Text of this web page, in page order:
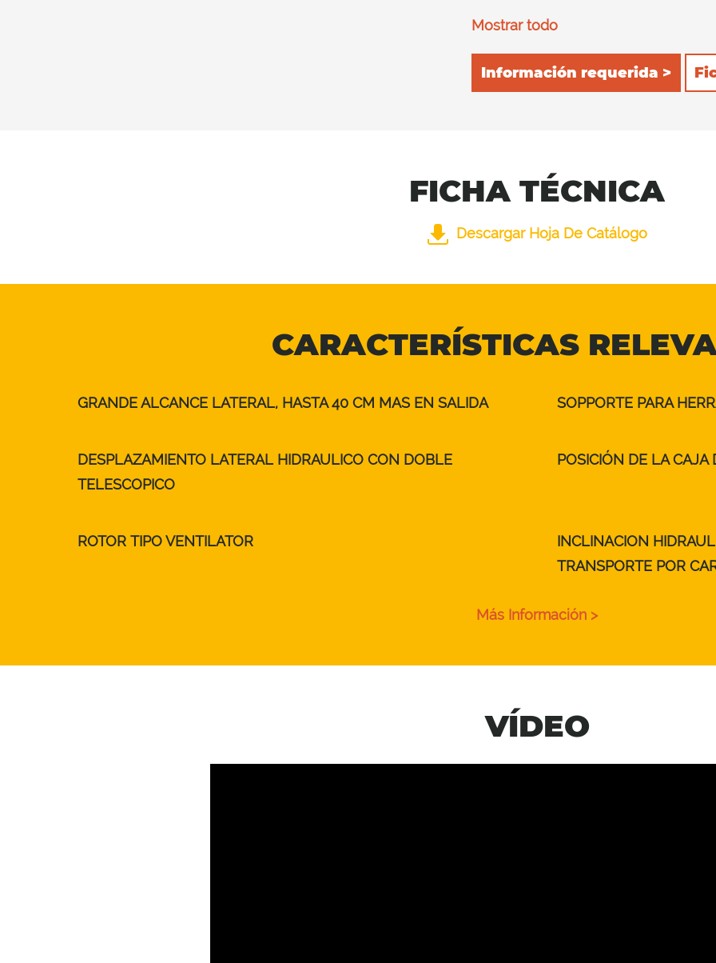
completamente de HARDOX®
que el producto triturado se
potencia del tractor se reduce a
posiciones del rodillo de soporte.
Mostrar todo
Información requerida >
FICHA TÉCNICA
Descargar Hoja De Catálogo
CARACTERÍSTICAS
GRANDE ALCANCE LATERAL, HASTA 40 CM MAS EN SALIDA SOPPORTE PARA
DESPLAZAMIENTO LATERAL HIDRAULICO CON DOBLE
TELESCOPICO
POSICIÓN DE LA CAJA
ROTOR TIPO VENTILATOR
INCLINACION
TRANSPORTE POR
Más Información >
VÍDEO